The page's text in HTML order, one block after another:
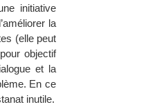
initiative
la
(elle peut
objectif
et la
En ce
inutile.